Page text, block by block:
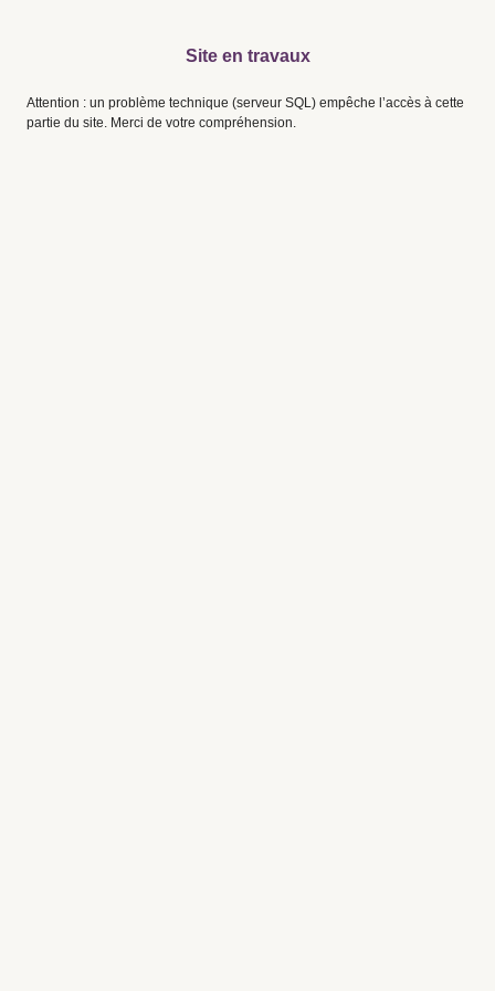
Site en travaux
Attention : un problème technique (serveur SQL) empêche l’accès à cette
partie du site. Merci de votre compréhension.